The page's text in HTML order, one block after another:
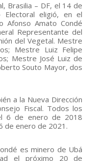
Brasilia – DF, el 14 de
eligió, en el
Afonso Amato Condé
Representante del
del Vegetal. Mestre
Mestre Luiz Felipe
Mestre José Luiz de
Souto Mayor, dos
a la Nueva Dirección
Fiscal. Todos los
6 de enero de 2018
de enero de 2021.
es minero de Ubá
el próximo 20 de